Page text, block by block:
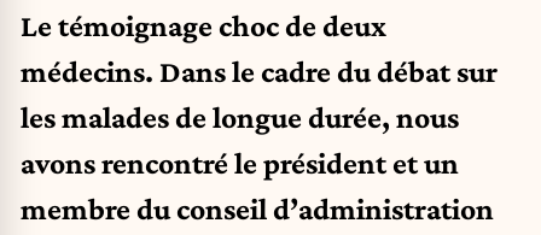
Le témoignage choc de deux
médecins. Dans le cadre du débat sur
les malades de longue durée, nous
avons rencontré le président et un
membre du conseil d’administration